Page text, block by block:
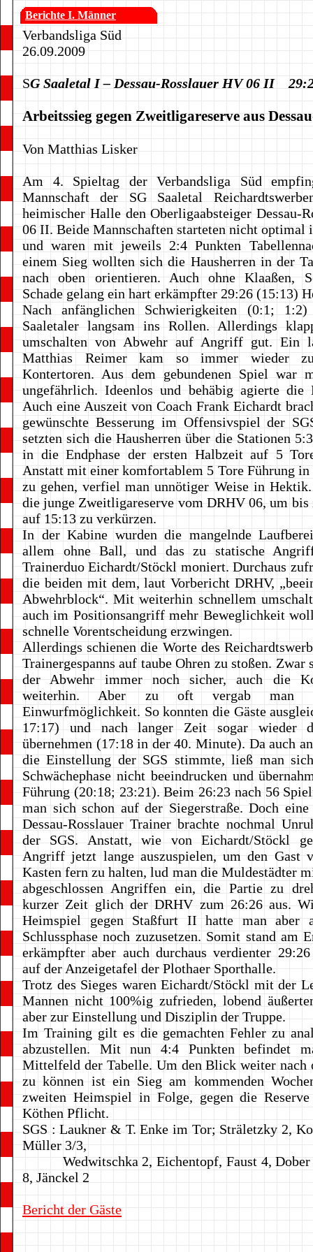
Berichte I. Männer
Verbandsliga Süd
26.09.2009
SG Saaletal I – Dessau-Rosslauer HV 06 II
Arbeitssieg gegen Zweitligareserve aus
Von Matthias Lisker
Am 4. Spieltag der Verbandsliga Süd
Mannschaft der SG Saaletal
heimischer Halle den Oberligaabsteiger Dessau-
06 II. Beide Mannschaften starteten nicht optimal
und waren mit jeweils 2:4 Punkten
einem Sieg wollten sich die Hausherren in der
nach oben orientieren. Auch ohne Klaaßen,
Schade gelang ein hart erkämpfter 29:26 (15:13)
Nach anfänglichen Schwierigkeiten (0:1;
Saaletaler langsam ins Rollen. Allerdings
umschalten von Abwehr auf Angriff gut. Ein
Matthias Reimer kam so immer wieder
Kontertoren. Aus dem gebundenen Spiel war
ungefährlich. Ideenlos und behäbig agierte die
Auch eine Auszeit von Coach Frank Eichardt
gewünschte Besserung im Offensivspiel der
setzten sich die Hausherren über die Stationen
in die Endphase der ersten Halbzeit auf 5
Anstatt mit einer komfortablem 5 Tore Führung
zu gehen, verfiel man unnötiger Weise in
die junge Zweitligareserve vom DRHV 06, um
auf 15:13 zu verkürzen.
In der Kabine wurden die mangelnde
allem ohne Ball, und das zu statische
Trainerduo Eichardt/Stöckl moniert. Durchaus
die beiden mit dem, laut Vorbericht DRHV,
Abwehrblock“. Mit weiterhin schnellem
auch im Positionsangriff mehr Beweglichkeit
schnelle Vorentscheidung erzwingen.
Allerdings schienen die Worte des
Trainergespanns auf taube Ohren zu stoßen. Zwar
der Abwehr immer noch sicher, auch die
weiterhin. Aber zu oft vergab man
Einwurfmöglichkeit. So konnten die Gäste
17:17) und nach langer Zeit sogar wieder
übernehmen (17:18 in der 40. Minute). Da auch
die Einstellung der SGS stimmte, ließ man
Schwächephase nicht beeindrucken und
Führung (20:18; 23:21). Beim 26:23 nach 56
man sich schon auf der Siegerstraße. Doch
Dessau-Rosslauer Trainer brachte nochmal
der SGS. Anstatt, wie von Eichardt/Stöckl
Angriff jetzt lange auszuspielen, um den Gast
Kasten fern zu halten, lud man die Muldestädter
abgeschlossen Angriffen ein, die Partie zu
kurzer Zeit glich der DRHV zum 26:26 aus.
Heimspiel gegen Staßfurt II hatte man aber
Schlussphase noch zuzusetzen. Somit stand am
erkämpfter aber auch durchaus verdienter
auf der Anzeigetafel der Plothaer Sporthalle.
Trotz des Sieges waren Eichardt/Stöckl mit der
Mannen nicht 100%ig zufrieden, lobend
aber zur Einstellung und Disziplin der Truppe.
Im Training gilt es die gemachten Fehler zu
abzustellen. Mit nun 4:4 Punkten befindet
Mittelfeld der Tabelle. Um den Blick weiter nach
zu können ist ein Sieg am kommenden
zweiten Heimspiel in Folge, gegen die
Köthen Pflicht.
SGS : Laukner & T. Enke im Tor; Sträletzky 2,
Müller 3/3,
Wedwitschka 2, Eichentopf, Faust 4, Dober
8, Jänckel 2
Bericht der Gäste